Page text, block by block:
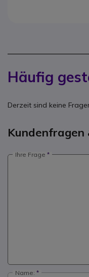
Häufig
Derzeit sind keine
Ihre Frage
Name: